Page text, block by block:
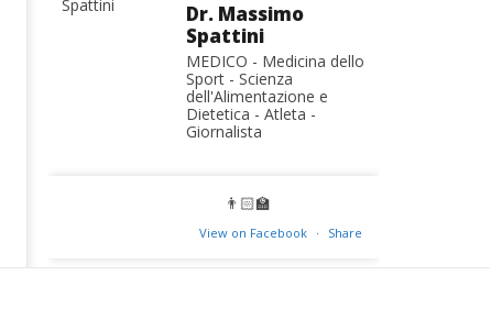
Dr. Massimo
Spattini
MEDICO - Medicina dello
Sport - Scienza
dell'Alimentazione e
Dietetica - Atleta -
Giornalista
👨🏻‍🏫
View on Facebook · Share